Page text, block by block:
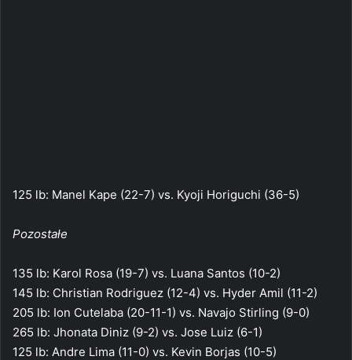
125 lb: Manel Kape (22-7) vs. Kyoji Horiguchi (36-5)
Pozostałe
135 lb: Karol Rosa (19-7) vs. Luana Santos (10-2)
145 lb: Christian Rodriguez (12-4) vs. Hyder Amil (11-2)
205 lb: Ion Cutelaba (20-11-1) vs. Navajo Stirling (9-0)
265 lb: Jhonata Diniz (9-2) vs. Jose Luiz (6-1)
125 lb: Andre Lima (11-0) vs. Kevin Borjas (10-5)